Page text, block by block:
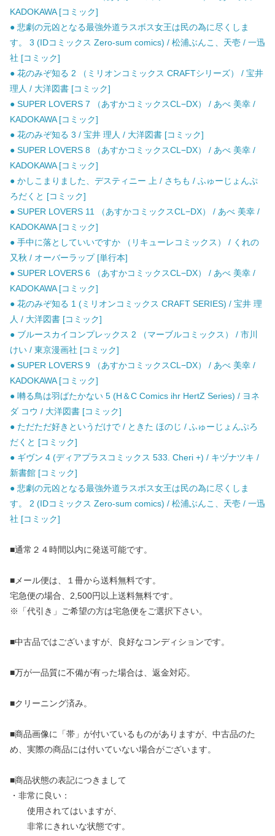
KADOKAWA [コミック]
● 悲劇の元凶となる最強外道ラスボス女王は民の為に尽くしま
す。 3 (IDコミックス Zero-sum comics) / 松浦ぶんこ、天壱 / 一迅
社 [コミック]
● 花のみぞ知る 2 （ミリオンコミックス CRAFTシリーズ） / 宝井
理人 / 大洋図書 [コミック]
● SUPER LOVERS 7 （あすかコミックスCL−DX） / あべ 美幸 /
KADOKAWA [コミック]
● 花のみぞ知る 3 / 宝井 理人 / 大洋図書 [コミック]
● SUPER LOVERS 8 （あすかコミックスCL−DX） / あべ 美幸 /
KADOKAWA [コミック]
● かしこまりました、デスティニー 上 / さちも / ふゅーじょんぷ
ろだくと [コミック]
● SUPER LOVERS 11 （あすかコミックスCL−DX） / あべ 美幸 /
KADOKAWA [コミック]
● 手中に落としていいですか （リキューレコミックス） / くれの
又秋 / オーバーラップ [単行本]
● SUPER LOVERS 6 （あすかコミックスCL−DX） / あべ 美幸 /
KADOKAWA [コミック]
● 花のみぞ知る 1 (ミリオンコミックス CRAFT SERIES) / 宝井 理
人 / 大洋図書 [コミック]
● ブルースカイコンプレックス 2 （マーブルコミックス） / 市川
けい / 東京漫画社 [コミック]
● SUPER LOVERS 9 （あすかコミックスCL−DX） / あべ 美幸 /
KADOKAWA [コミック]
● 囀る鳥は羽ばたかない 5 (H＆C Comics ihr HertZ Series) / ヨネ
ダ コウ / 大洋図書 [コミック]
● ただただ好きというだけで / ときた ほのじ / ふゅーじょんぷろ
だくと [コミック]
● ギヴン 4 (ディアプラスコミックス 533. Cheri +) / キヅナツキ /
新書館 [コミック]
● 悲劇の元凶となる最強外道ラスボス女王は民の為に尽くしま
す。 2 (IDコミックス Zero-sum comics) / 松浦ぶんこ、天壱 / 一迅
社 [コミック]
■通常２４時間以内に発送可能です。
■メール便は、１冊から送料無料です。
宅急便の場合、2,500円以上送料無料です。
※「代引き」ご希望の方は宅急便をご選択下さい。
■中古品ではございますが、良好なコンディションです。
■万が一品質に不備が有った場合は、返金対応。
■クリーニング済み。
■商品画像に「帯」が付いているものがありますが、中古品のた
め、実際の商品には付いていない場合がございます。
■商品状態の表記につきまして
・非常に良い：
使用されてはいますが、
非常にきれいな状態です。